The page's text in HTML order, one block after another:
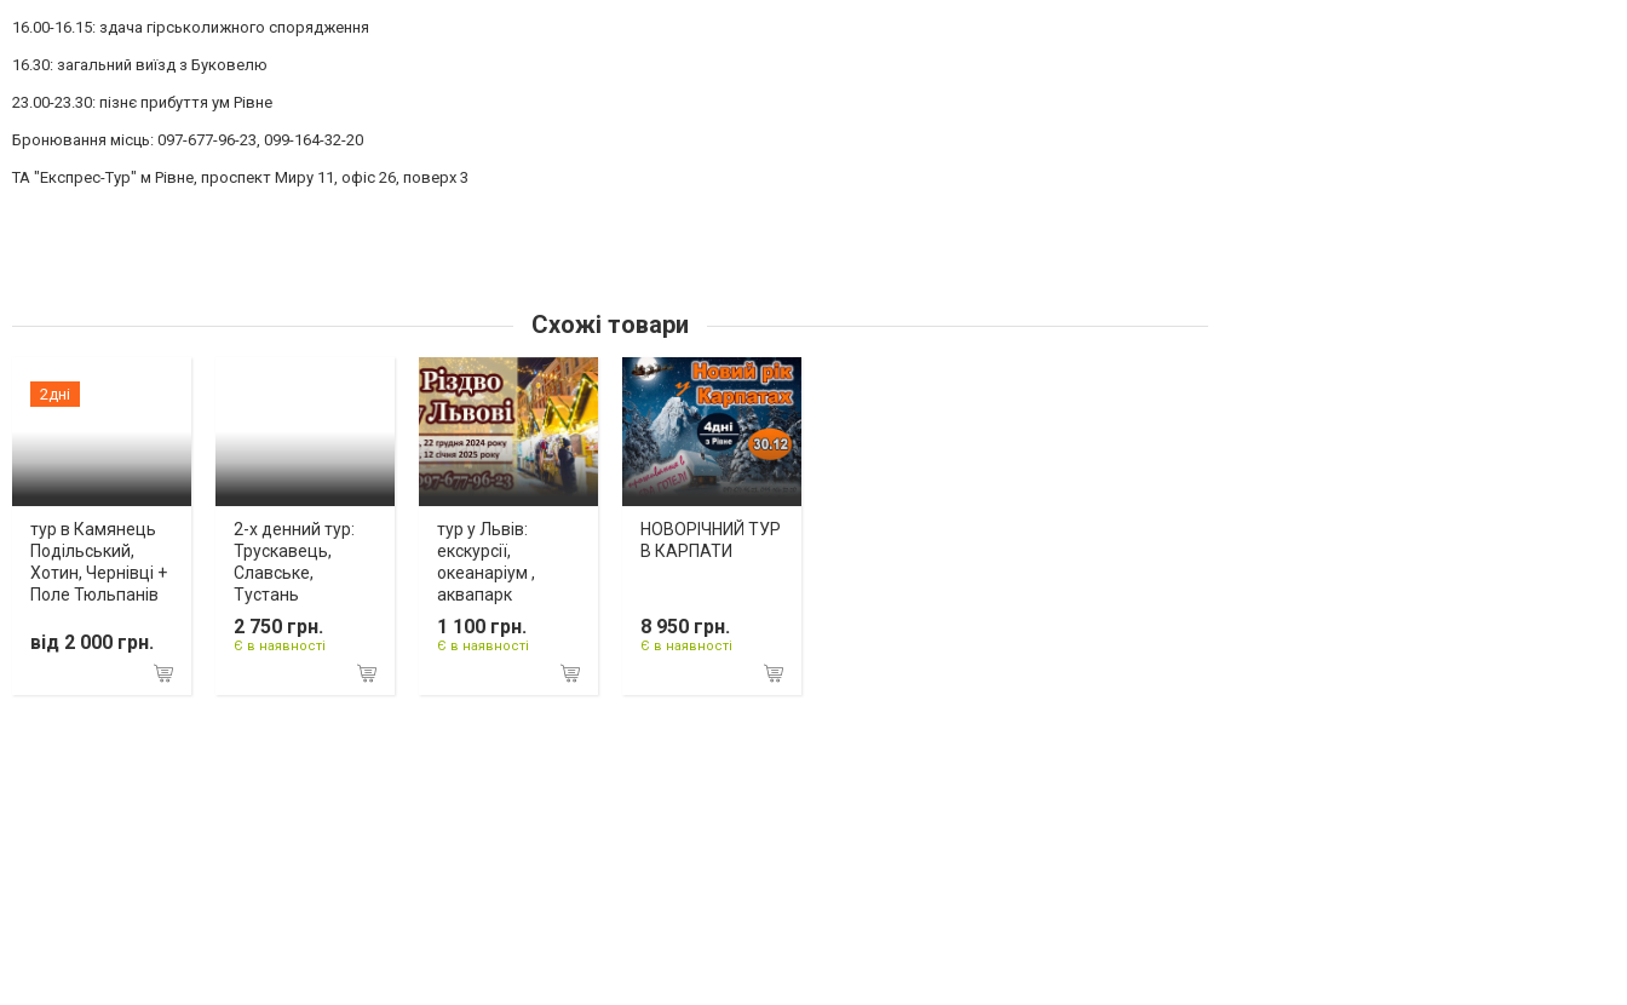
16.00-16.15: здача гірськолижного спорядження
16.30: загальний виїзд з Буковелю
23.00-23.30: пізнє прибуття ум Рівне
Бронювання місць: 097-677-96-23, 099-164-32-20
ТА "Експрес-Тур" м Рівне, проспект Миру 11, офіс 26, поверх 3
Схожі товари
2дні
тур в Камянець
Подільський,
Хотин, Чернівці +
Поле Тюльпанів
від 2 000 грн.
2-х денний тур:
Трускавець,
Славське,
Тустань
2 750 грн.
Є в наявності
тур у Львів:
екскурсії,
океанаріум ,
аквапарк
1 100 грн.
Є в наявності
НОВОРІЧНИЙ ТУР
В КАРПАТИ
8 950 грн.
Є в наявності